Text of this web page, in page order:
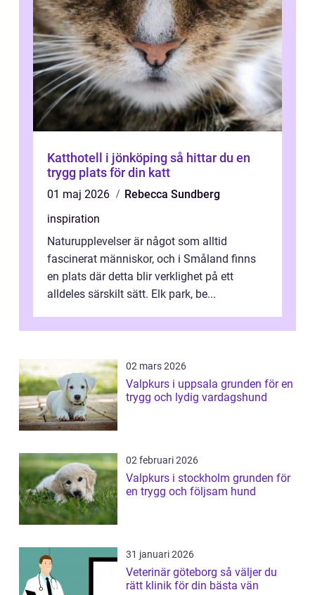
Katthotell i jönköping så hittar du en
trygg plats för din katt
01 maj 2026
Rebecca Sundberg
inspiration
Naturupplevelser är något som alltid
fascinerat människor, och i Småland finns
en plats där detta blir verklighet på ett
alldeles särskilt sätt. Elk park, be...
02 mars 2026
Valpkurs i uppsala grunden för en
trygg och lydig vardagshund
02 februari 2026
Valpkurs i stockholm grunden för
en trygg och följsam hund
31 januari 2026
Veterinär göteborg så väljer du
rätt klinik för din bästa vän